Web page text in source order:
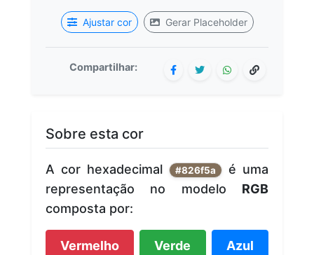
Ajustar cor Gerar Placeholder
Compartilhar:
Sobre esta cor
A cor hexadecimal #826f5a
é uma
representação no modelo RGB
composta por:
Vermelho Verde Azul